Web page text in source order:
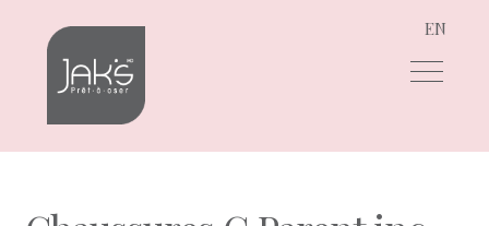
Aller
navigation
Aller
contenu
EN